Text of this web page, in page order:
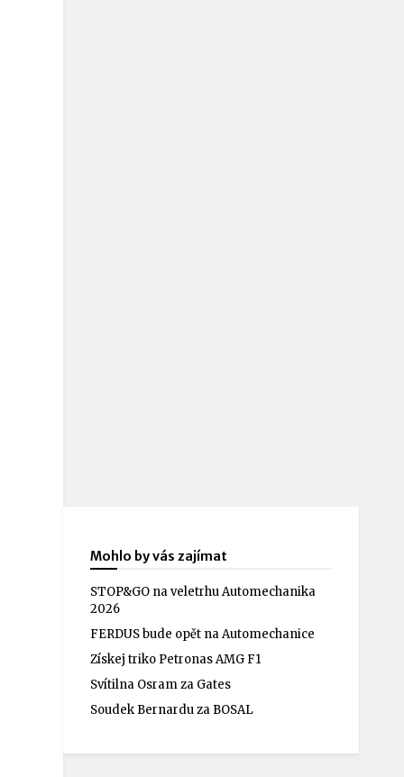
Mohlo by vás zajímat
STOP&GO na veletrhu Automechanika
2026
FERDUS bude opět na Automechanice
Získej triko Petronas AMG F1
Svítilna Osram za Gates
Soudek Bernardu za BOSAL